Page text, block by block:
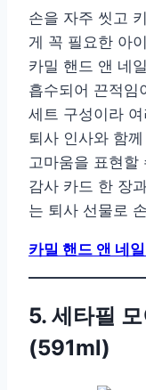
손을 자주 씻고
게 꼭 필요한 아
카밀 핸드 앤 네
흡수되어 끈적임
세트 구성이라
퇴사 인사와 함
고마움을 표현할
감사 카드 한 장
는 퇴사 선물로
카밀 핸드 앤 네
5. 세타필
(591ml)